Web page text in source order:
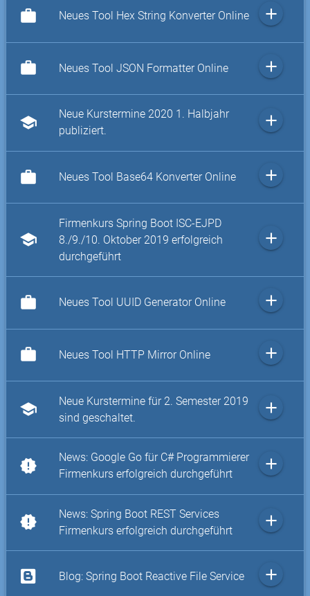
work Neues Tool Hex String Konverter Online add
work Neues Tool JSON Formatter Online add
school
Neue Kurstermine 2020 1. Halbjahr
publiziert.
add
work Neues Tool Base64 Konverter Online add
school
Firmenkurs Spring Boot ISC-EJPD
8./9./10. Oktober 2019 erfolgreich
durchgeführt
add
work Neues Tool UUID Generator Online add
work Neues Tool HTTP Mirror Online add
school
Neue Kurstermine für 2. Semester 2019
sind geschaltet.
add
new_releases
News: Google Go für C# Programmierer
Firmenkurs erfolgreich durchgeführt
add
new_releases
News: Spring Boot REST Services
Firmenkurs erfolgreich durchgeführt
add
Blog: Spring Boot Reactive File Service add